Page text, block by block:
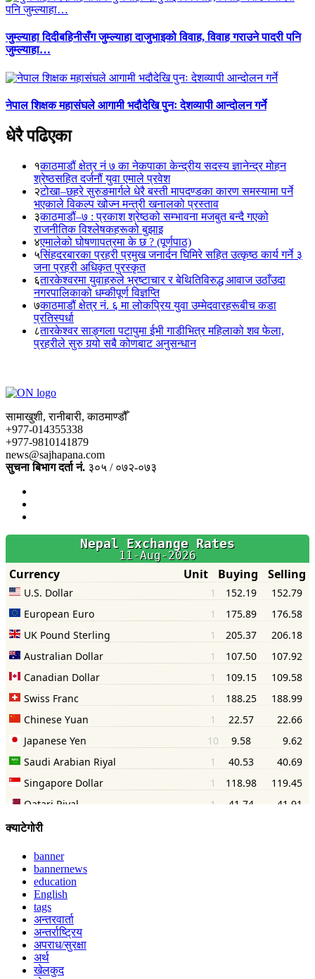
जुम्ल्याहा दिदीबहिनीसँग जुम्ल्याहा दाजुभाइको विवाह, विवाह गराउने पादरी पनि
जुम्ल्याहा…
नेपाल शिक्षक महासंघले आगामी भदौदेखि पुनः देशव्यापी आन्दोलन गर्ने
धेरै पढिएका
१काठमाडौं क्षेत्र नं ७ का नेकपाका केन्द्रीय सदस्य ज्ञानेन्द्र मोहन
श्रेष्ठसहित दर्जनौं युवा एमाले प्रवेश
२टोखा–छहरे सुरुङमार्गले धेरै बस्ती मापदण्डका कारण समस्यामा पर्ने
भएकाले विकल्प खोज्न मन्त्री खनालको प्रस्ताव
३काठमाडौं–७ : प्रकाश श्रेष्ठको सम्भावना मजबुत बन्दै गएको
राजनीतिक विश्लेषकहरूको बुझाइ
४एमालेको घोषणापत्रमा के छ ? (पूर्णपाठ)
५सिंहदरबारका प्रहरी प्रमुख जनार्दन घिमिरे सहित उत्कृष्ठ कार्य गर्ने ३
जना प्रहरी अधिकृत पुरस्कृत
६तारकेश्वरमा युवाहरुले भ्रष्टाचार र बेथितिविरुद्ध आवाज उठाँउदा
नगरपालिकाको धम्कीपूर्ण विज्ञप्ति
७काठमाडौं क्षेत्र नं. ६ मा लोकप्रिय युवा उम्मेदवारहरूबीच कडा
प्रतिस्पर्धा
८तारकेश्वर साङ्गला पटापुमा ईभी गाडीभित्र महिलाको शव फेला,
प्रहरीले सुरु गर्‍यो सबै कोणबाट अनुसन्धान
सामाखुशी, रानीबारी, काठमाण्डौँ
+977-014355338
+977-9810141879
news@sajhapana.com
सुचना बिभाग दर्ता नं. ३०५ / ०७२-०७३
क्याटेगोरी
banner
bannernews
education
English
tags
अन्तरवार्ता
अन्तर्राष्ट्रिय
अपराध/सुरक्षा
अर्थ
खेलकुद